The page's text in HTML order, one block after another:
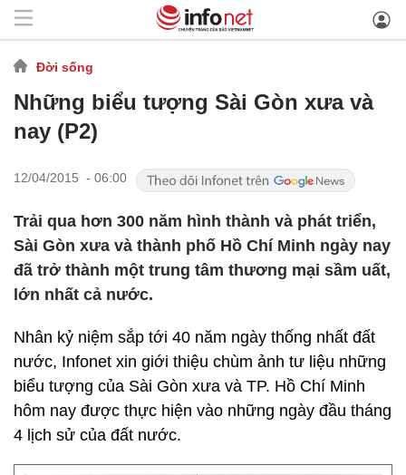
Đời sống
Những biểu tượng Sài Gòn xưa và
nay (P2)
12/04/2015 - 06:00
Trải qua hơn 300 năm hình thành và phát triển,
Sài Gòn xưa và thành phố Hồ Chí Minh ngày nay
đã trở thành một trung tâm thương mại sầm uất,
lớn nhất cả nước.
Nhân kỷ niệm sắp tới 40 năm ngày thống nhất đất
nước, Infonet xin giới thiệu chùm ảnh tư liệu những
biểu tượng của Sài Gòn xưa và TP. Hồ Chí Minh
hôm nay được thực hiện vào những ngày đầu tháng
4 lịch sử của đất nước.